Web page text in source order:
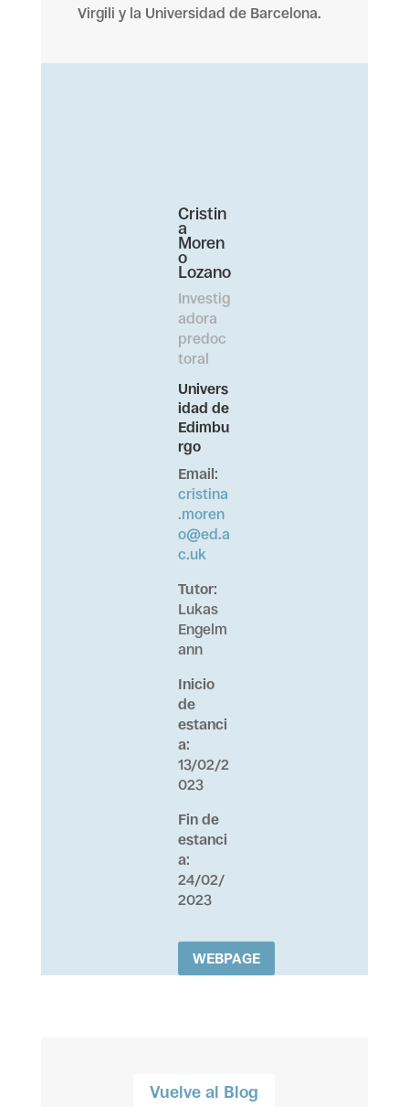
Virgili y la Universidad de Barcelona.
Cristin
a
Moren
o
Lozano
Investig
adora
predoc
toral
Univers
idad de
Edimbu
rgo
Email:
cristina
.moren
o@ed.a
c.uk
Tutor:
Lukas
Engelm
ann
Inicio
de
estanci
a:
13/02/2
023
Fin de
estanci
a:
24/02/
2023
WEBPAGE
Vuelve al Blog